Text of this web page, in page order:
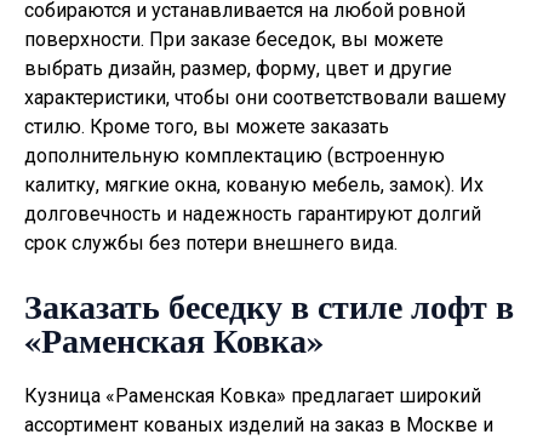
собираются и устанавливается на любой ровной
поверхности. При заказе беседок, вы можете
выбрать дизайн, размер, форму, цвет и другие
характеристики, чтобы они соответствовали вашему
стилю. Кроме того, вы можете заказать
дополнительную комплектацию (встроенную
калитку, мягкие окна, кованую мебель, замок). Их
долговечность и надежность гарантируют долгий
срок службы без потери внешнего вида.
Заказать беседку в стиле лофт в
«Раменская Ковка»
Кузница «Раменская Ковка» предлагает широкий
ассортимент кованых изделий на заказ в Москве и